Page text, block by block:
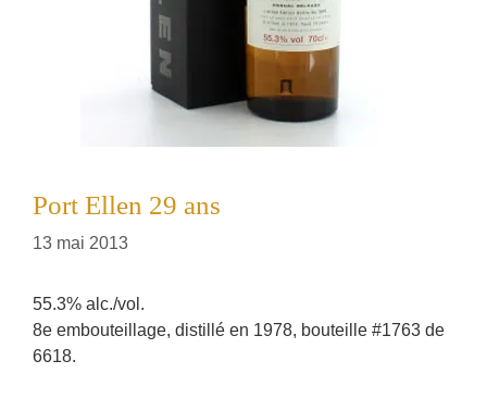
Port Ellen 29 ans
13 mai 2013
55.3% alc./vol.
8e embouteillage, distillé en 1978, bouteille #1763 de
6618.